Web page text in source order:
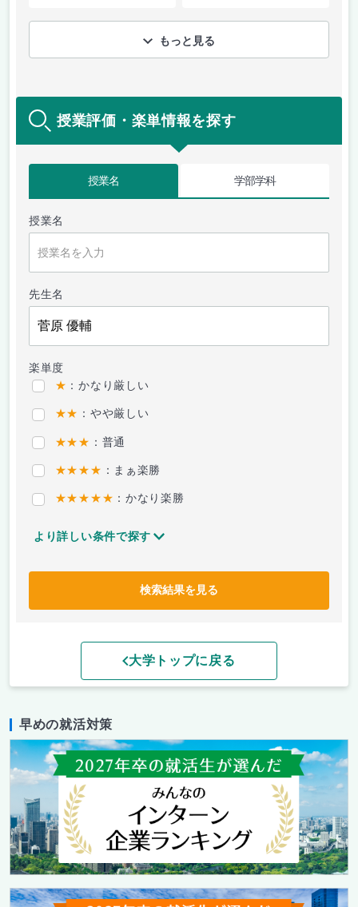
もっと見る
授業評価・楽単情報を探す
授業名 学部学科
授業名
先生名
楽単度
★ ：かなり厳しい
★★ ：やや厳しい
★★★ ：普通
★★★★ ：まぁ楽勝
★★★★★ ：かなり楽勝
より詳しい条件で探す
検索結果を見る
大学トップに戻る
早めの就活対策